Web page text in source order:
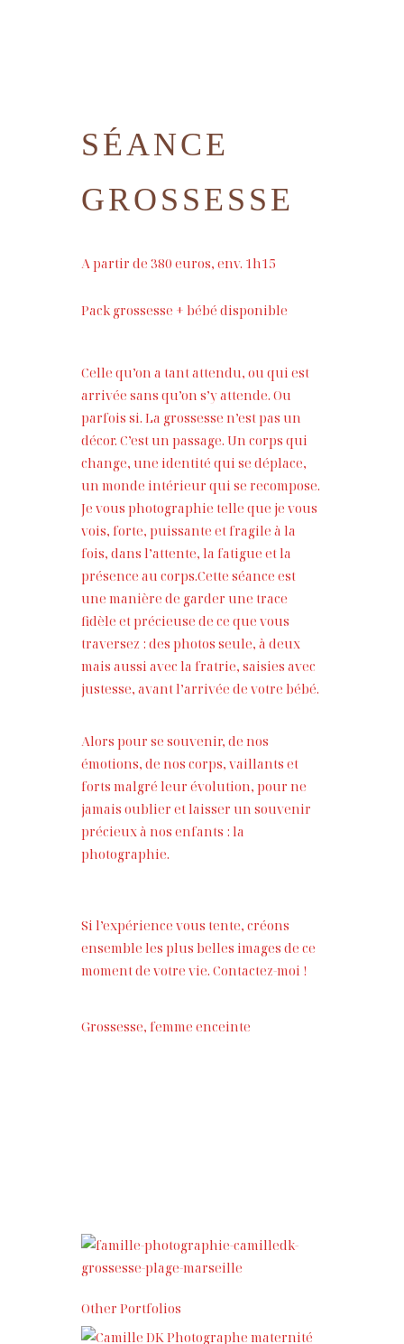
SÉANCE
GROSSESSE
A partir de 380 euros, env. 1h15
Pack grossesse + bébé disponible
Celle qu’on a tant attendu, ou qui est
arrivée sans qu’on s’y attende. Ou
parfois si. La grossesse n’est pas un
décor. C’est un passage. Un corps qui
change, une identité qui se déplace,
un monde intérieur qui se recompose.
Je vous photographie telle que je vous
vois, forte, puissante et fragile à la
fois, dans l’attente, la fatigue et la
présence au corps.Cette séance est
une manière de garder une trace
fidèle et précieuse de ce que vous
traversez : des photos seule, à deux
mais aussi avec la fratrie, saisies avec
justesse, avant l’arrivée de votre bébé.
Alors pour se souvenir, de nos
émotions, de nos corps, vaillants et
forts malgré leur évolution, pour ne
jamais oublier et laisser un souvenir
précieux à nos enfants : la
photographie.
Si l’expérience vous tente, créons
ensemble les plus belles images de ce
moment de votre vie. Contactez-moi !
Grossesse, femme enceinte
Other Portfolios
ABOUT ME
CONTACT
COURSES
PORTFOLIOS
JOHN & LIZA
STEPH & JENNIFER
VICTOR & ASHLEY
HARRY & JANE